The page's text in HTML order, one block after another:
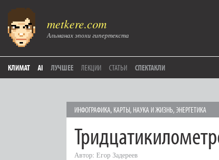
metkere.com
Альманах эпохи гипертекста
КЛИМАТ AI ЛУЧШЕЕ ЛЕКЦИИ СТАТЬИ СПЕКТАКЛИ
ИНФОГРАФИКА, КАРТЫ, НАУКА И ЖИЗНЬ,ЭНЕРГЕТИКА
Автор: Егор Задереев